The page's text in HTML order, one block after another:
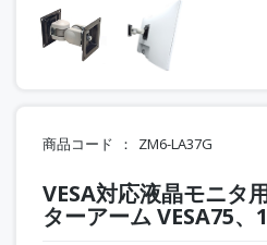
商品コード ZM6-LA37G
VESA対応液晶モニタ
ターアーム VESA75、